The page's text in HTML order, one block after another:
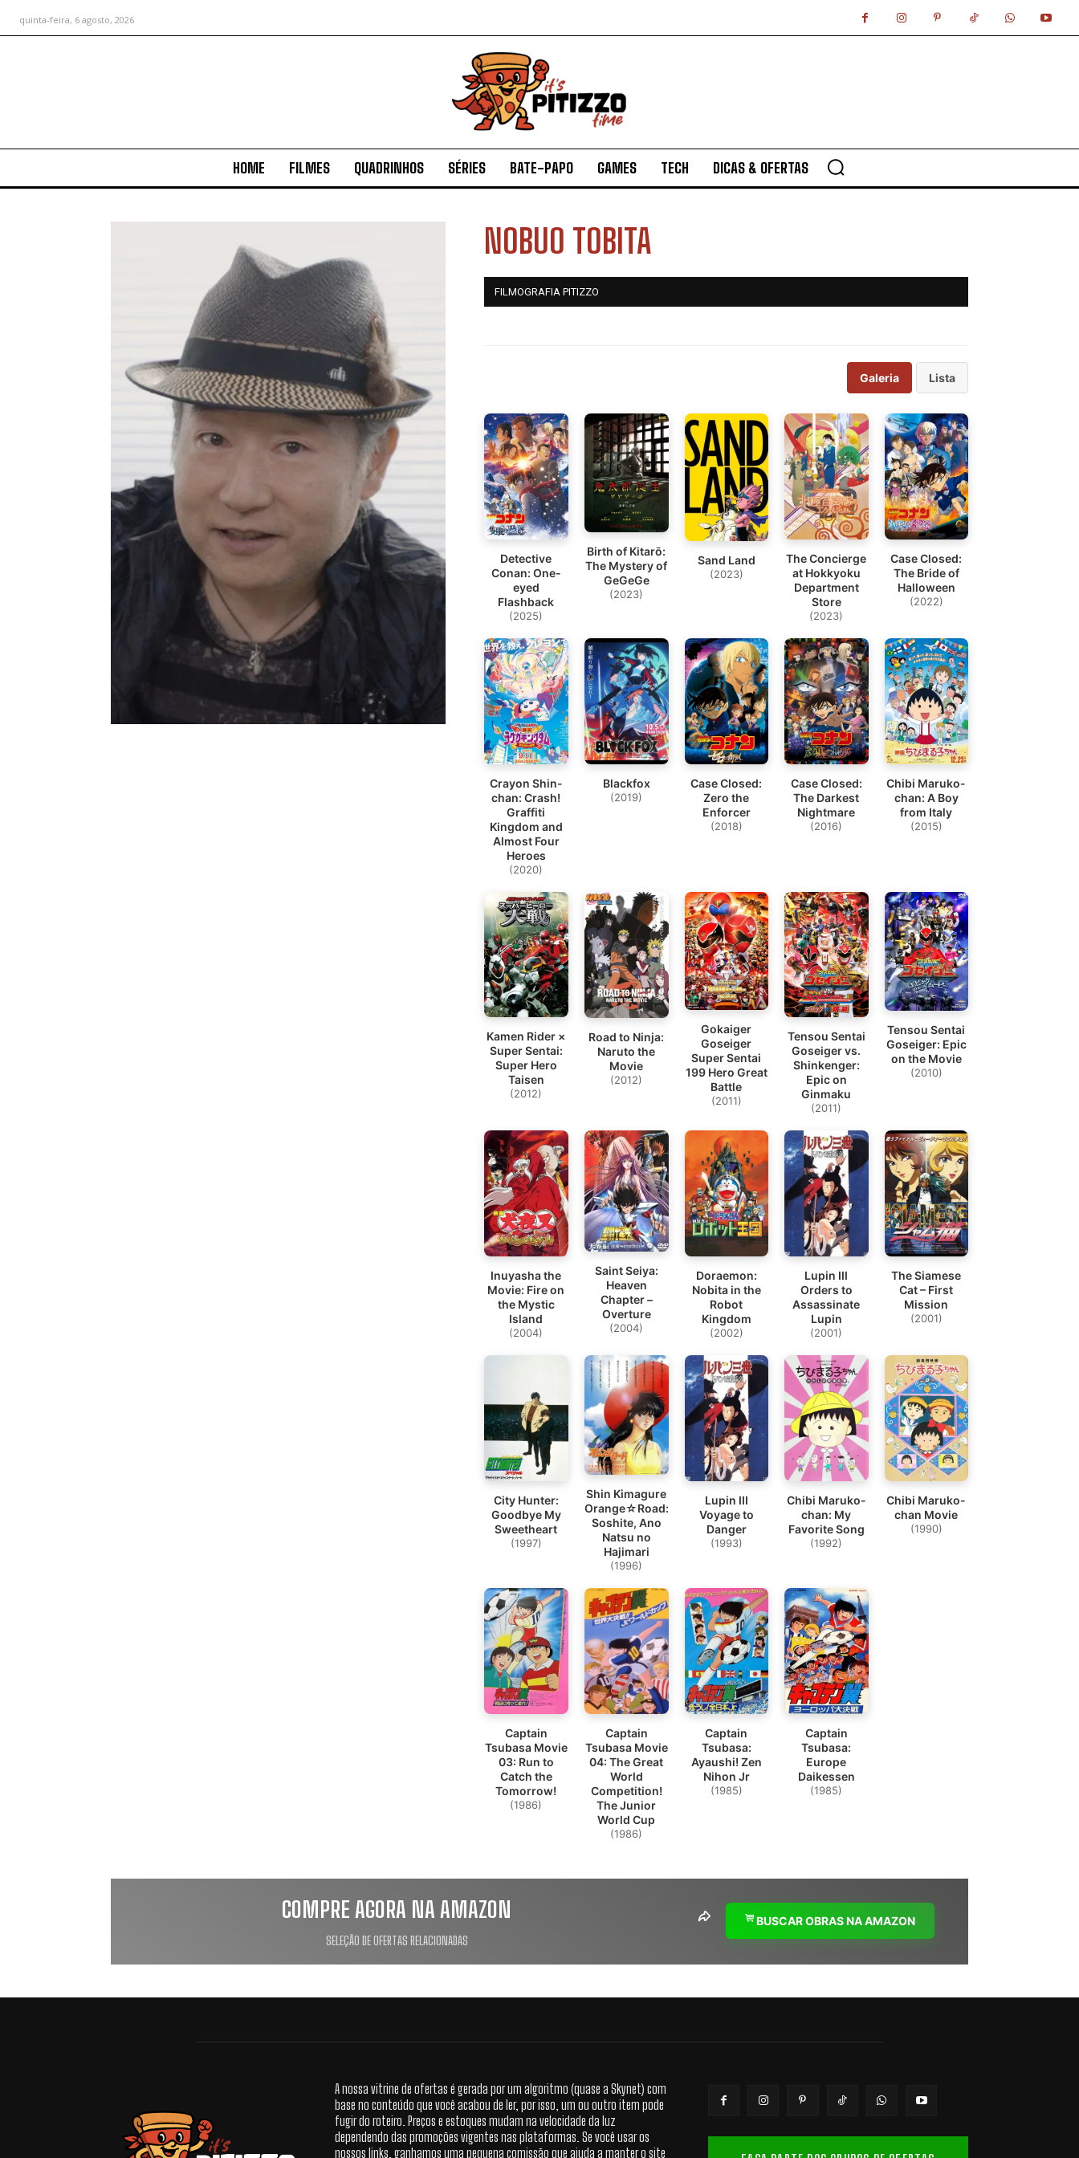
quinta-feira, 6 agosto, 2026
HOME FILMES QUADRINHOS SÉRIES BATE-PAPO GAMES TECH DICAS & OFERTAS
NOBUO TOBITA
FILMOGRAFIA PITIZZO
Galeria Lista
Detective
Conan: One-
eyed
Flashback
(2025)
Birth of Kitarō:
The Mystery of
GeGeGe
(2023)
Sand Land
(2023)
The Concierge
at Hokkyoku
Department
Store
(2023)
Case Closed:
The Bride of
Halloween
(2022)
Crayon Shin-
chan: Crash!
Graffiti
Kingdom and
Almost Four
Heroes
(2020)
Blackfox
(2019)
Case Closed:
Zero the
Enforcer
(2018)
Case Closed:
The Darkest
Nightmare
(2016)
Chibi Maruko-
chan: A Boy
from Italy
(2015)
Kamen Rider ×
Super Sentai:
Super Hero
Taisen
(2012)
Road to Ninja:
Naruto the
Movie
(2012)
Gokaiger
Goseiger
Super Sentai
199 Hero Great
Battle
(2011)
Tensou Sentai
Goseiger vs.
Shinkenger:
Epic on
Ginmaku
(2011)
Tensou Sentai
Goseiger: Epic
on the Movie
(2010)
Inuyasha the
Movie: Fire on
the Mystic
Island
(2004)
Saint Seiya:
Heaven
Chapter –
Overture
(2004)
Doraemon:
Nobita in the
Robot
Kingdom
(2002)
Lupin III
Orders to
Assassinate
Lupin
(2001)
The Siamese
Cat – First
Mission
(2001)
City Hunter:
Goodbye My
Sweetheart
(1997)
Shin Kimagure
Orange☆Road:
Soshite, Ano
Natsu no
Hajimari
(1996)
Lupin III
Voyage to
Danger
(1993)
Chibi Maruko-
chan: My
Favorite Song
(1992)
Chibi Maruko-
chan Movie
(1990)
Captain
Tsubasa Movie
03: Run to
Catch the
Tomorrow!
(1986)
Captain
Tsubasa Movie
04: The Great
World
Competition!
The Junior
World Cup
(1986)
Captain
Tsubasa:
Ayaushi! Zen
Nihon Jr
(1985)
Captain
Tsubasa:
Europe
Daikessen
(1985)
COMPRE AGORA NA AMAZON
SELEÇÃO DE OFERTAS RELACIONADAS
BUSCAR OBRAS NA AMAZON
A nossa vitrine de ofertas é gerada por um algoritmo (quase a Skynet) com
base no conteúdo que você acabou de ler, por isso, um ou outro item pode
fugir do roteiro. Preços e estoques mudam na velocidade da luz
dependendo das promoções vigentes nas plataformas. Se você usar os
nossos links, ganhamos uma pequena comissão que ajuda a manter o site